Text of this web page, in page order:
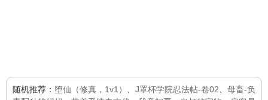
随机推荐： 堕仙（修真，1v1） J罩杯学院忍法帖-卷02
母畜-负